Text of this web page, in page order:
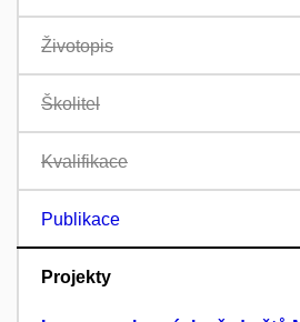
Životopis
Školitel
Kvalifikace
Publikace
Projekty